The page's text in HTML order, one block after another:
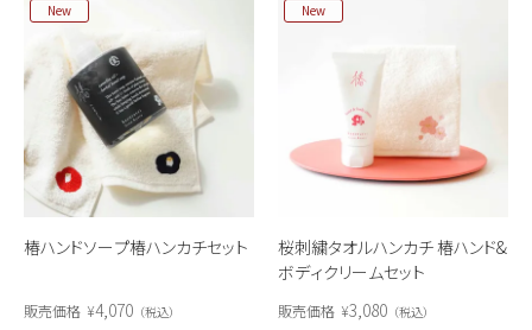
椿ハンドソープ椿ハンカチセット
New
販売価格 ¥4,070 税込
桜刺繍タオルハンカチ 椿ハンド&
ボディクリームセット
New
販売価格 ¥3,080 税込